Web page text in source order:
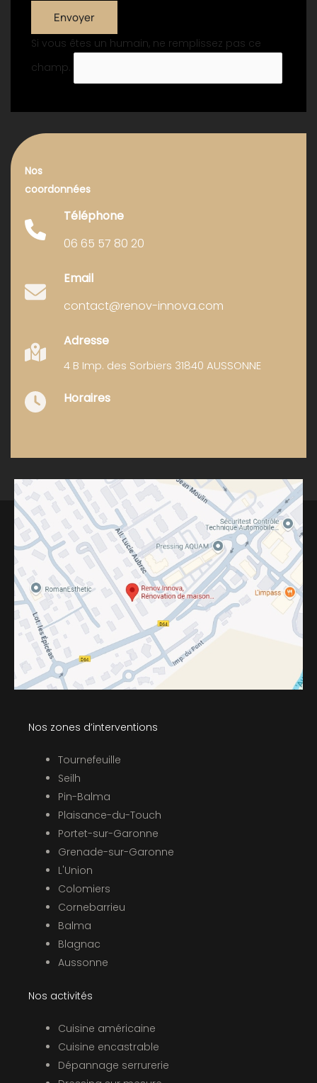
Envoyer
Si vous êtes un humain, ne remplissez pas ce
champ.
Nos
coordonnées
Téléphone
06 65 57 80 20
Email
contact@renov-innova.com
Adresse
4 B Imp. des Sorbiers 31840 AUSSONNE
Horaires
Nos zones d’interventions
Tournefeuille
Seilh
Pin-Balma
Plaisance-du-Touch
Portet-sur-Garonne
Grenade-sur-Garonne
L'Union
Colomiers
Cornebarrieu
Balma
Blagnac
Aussonne
Nos activités
Cuisine américaine
Cuisine encastrable
Dépannage serrurerie